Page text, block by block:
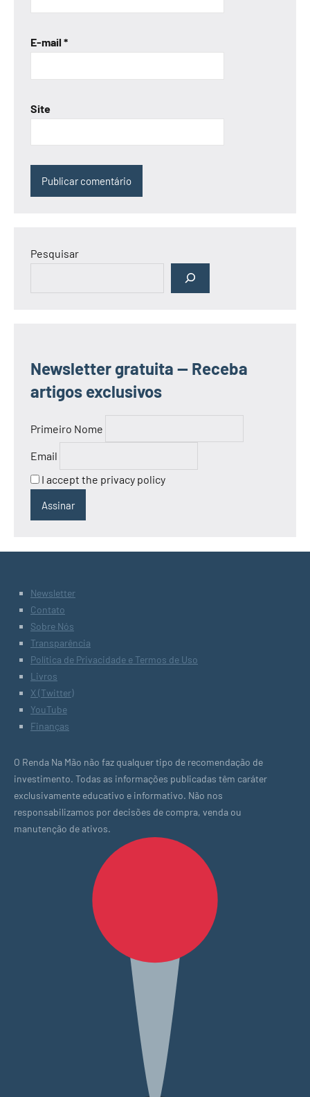
E-mail *
Site
Pesquisar
Newsletter gratuita — Receba
artigos exclusivos
Primeiro Nome
Email
I accept the privacy policy
Newsletter
Contato
Sobre Nós
Transparência
Política de Privacidade e Termos de Uso
Livros
X (Twitter)
YouTube
Finanças
O Renda Na Mão não faz qualquer tipo de recomendação de
investimento. Todas as informações publicadas têm caráter
exclusivamente educativo e informativo. Não nos
responsabilizamos por decisões de compra, venda ou
manutenção de ativos.